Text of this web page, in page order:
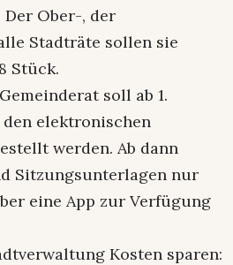
Ober-, der
Stadträte sollen sie
Stück.
soll ab 1.
den elektronischen
werden. Ab dann
Sitzungsunterlagen nur
eine App zur Verfügung
Kosten sparen: